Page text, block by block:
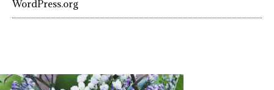
WordPress.org